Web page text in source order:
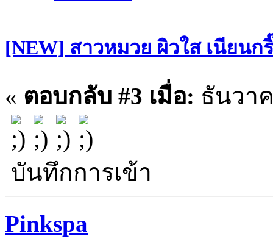
[NEW] สาวหมวย ผิวใส เนียนก
« ตอบกลับ #3 เมื่อ: ธันวาค
บันทึกการเข้า
Pinkspa